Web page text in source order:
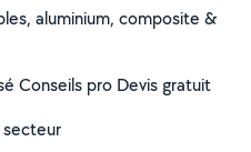
aluminium, composite &
Conseils pro Devis gratuit